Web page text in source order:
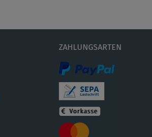
ZAHLUNGSARTEN